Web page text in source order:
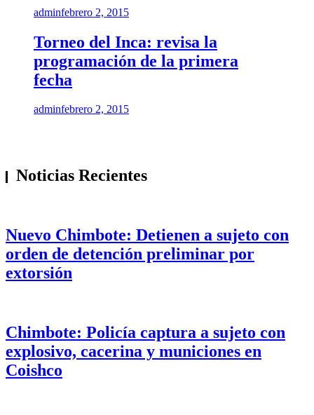
adminfebrero 2, 2015
Torneo del Inca: revisa la
programación de la primera
fecha
adminfebrero 2, 2015
Noticias Recientes
Nuevo Chimbote: Detienen a sujeto con
orden de detención preliminar por
extorsión
Chimbote: Policía captura a sujeto con
explosivo, cacerina y municiones en
Coishco